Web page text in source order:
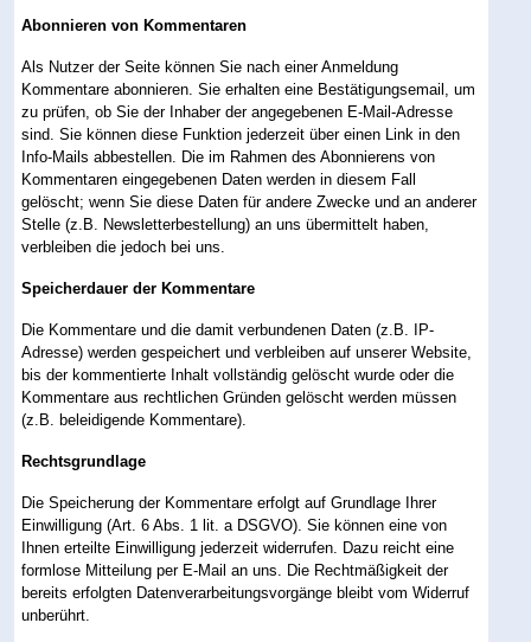
Abonnieren von Kommentaren
Als Nutzer der Seite können Sie nach einer Anmeldung
Kommentare abonnieren. Sie erhalten eine Bestätigungsemail, um
zu prüfen, ob Sie der Inhaber der angegebenen E-Mail-Adresse
sind. Sie können diese Funktion jederzeit über einen Link in den
Info-Mails abbestellen. Die im Rahmen des Abonnierens von
Kommentaren eingegebenen Daten werden in diesem Fall
gelöscht; wenn Sie diese Daten für andere Zwecke und an anderer
Stelle (z.B. Newsletterbestellung) an uns übermittelt haben,
verbleiben die jedoch bei uns.
Speicherdauer der Kommentare
Die Kommentare und die damit verbundenen Daten (z.B. IP-
Adresse) werden gespeichert und verbleiben auf unserer Website,
bis der kommentierte Inhalt vollständig gelöscht wurde oder die
Kommentare aus rechtlichen Gründen gelöscht werden müssen
(z.B. beleidigende Kommentare).
Rechtsgrundlage
Die Speicherung der Kommentare erfolgt auf Grundlage Ihrer
Einwilligung (Art. 6 Abs. 1 lit. a DSGVO). Sie können eine von
Ihnen erteilte Einwilligung jederzeit widerrufen. Dazu reicht eine
formlose Mitteilung per E-Mail an uns. Die Rechtmäßigkeit der
bereits erfolgten Datenverarbeitungsvorgänge bleibt vom Widerruf
unberührt.